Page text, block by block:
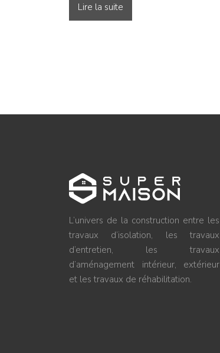
Lire la suite
L’univers de la construction entre les
travaux d’isolation, les travaux
d’entretien, les travaux
d’aménagement intérieur, extérieur
et les travaux de réhabilitation.